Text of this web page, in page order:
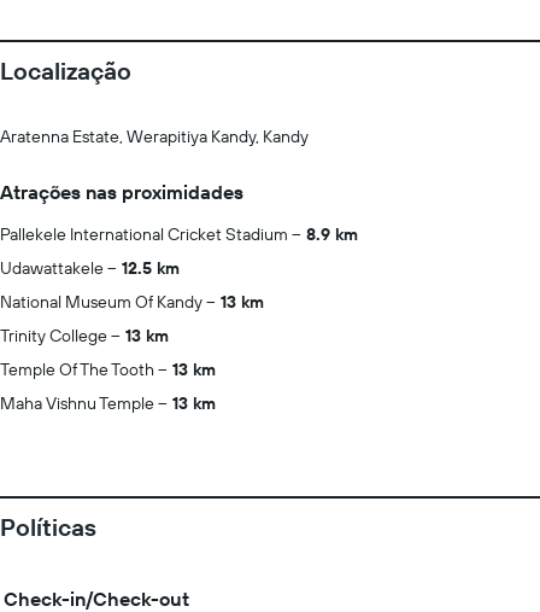
Localização
Aratenna Estate, Werapitiya Kandy, Kandy
Atrações nas proximidades
Pallekele International Cricket Stadium
8.9 km
Udawattakele
12.5 km
National Museum Of Kandy
13 km
Trinity College
13 km
Temple Of The Tooth
13 km
Maha Vishnu Temple
13 km
Políticas
Check-in/Check-out